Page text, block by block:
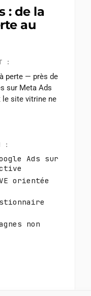
: de la
au
:
perte — près de
sur Meta Ads
le site vitrine ne
:
Ads sur
orientée
non